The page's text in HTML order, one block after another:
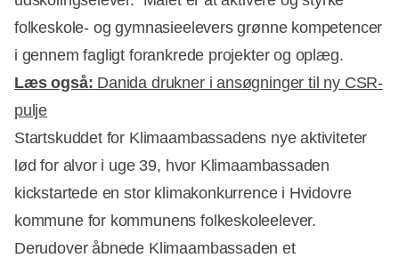
folkeskole- og gymnasieelevers grønne kompetencer
i gennem fagligt forankrede projekter og oplæg.
Læs også: Danida drukner i ansøgninger til ny CSR-
pulje
Startskuddet for Klimaambassadens nye aktiviteter
lød for alvor i uge 39, hvor Klimaambassaden
kickstartede en stor klimakonkurrence i Hvidovre
kommune for kommunens folkeskoleelever.
Derudover åbnede Klimaambassaden et